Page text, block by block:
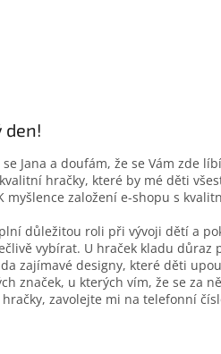
den!
se Jana a doufám, že se Vám zde
hračky, které by mé děti
myšlence založení e-shopu s
důležitou roli při vývoji dětí a
vybírat. U hraček kladu důraz
zajímavé designy, které děti
značek, u kterých vím, že se za
zavolejte mi na telefonní